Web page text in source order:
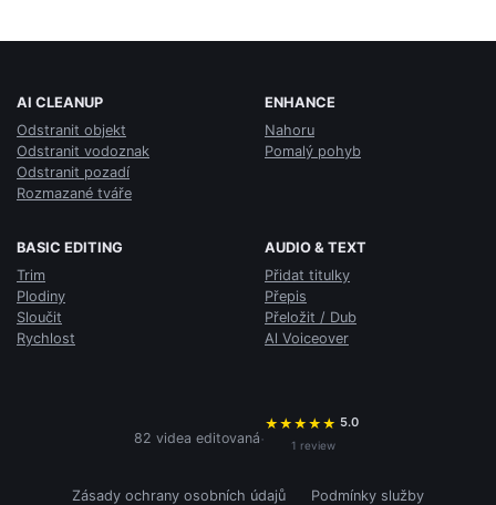
AI CLEANUP
Odstranit objekt
Odstranit vodoznak
Odstranit pozadí
Rozmazané tváře
ENHANCE
Nahoru
Pomalý pohyb
BASIC EDITING
Trim
Plodiny
Sloučit
Rychlost
AUDIO & TEXT
Přidat titulky
Přepis
Přeložit / Dub
Al Voiceover
82 videa editovaná·
★ ★ ★ ★ ★ 5.0
1 review
Zásady ochrany osobních údajů Podmínky služby